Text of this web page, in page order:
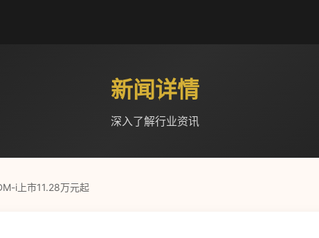
新闻详情
深入了解行业资讯
i上市11.28万元起